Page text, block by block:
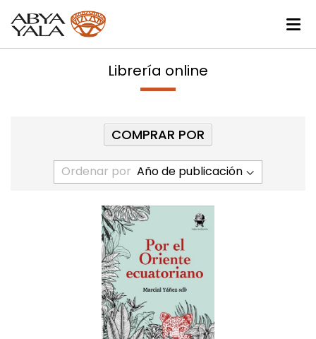
Librería online
Ordenar por
COMPRAR POR